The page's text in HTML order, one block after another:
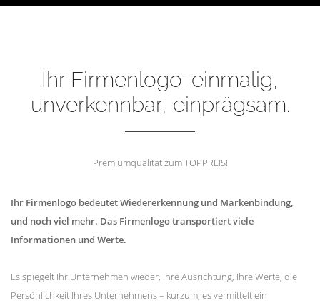
Ihr Firmenlogo: einmalig,
unverkennbar, einprägsam.
Premiumqualität zum TOPPREIS!
Ihr Firmenlogo bedeutet Wiedererkennung und Markenbindung,
und noch viel mehr. Das Firmenlogo transportiert viele
Informationen und Werte.
Es spiegelt Ihr Unternehmen wieder, Ihre Ausrichtung, Ihre Werte, die
Persönlichkeit Ihres Unternehmens – kurzum, es vermittelt ein